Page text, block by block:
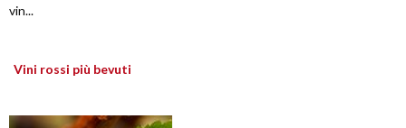
vin...
Vini rossi più bevuti